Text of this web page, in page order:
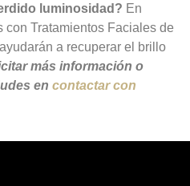
luminosidad? En
con Tratamientos Faciales de
a recuperar el brillo
más información o
en contactar con